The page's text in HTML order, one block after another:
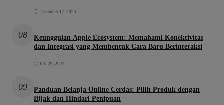
Desember 17, 2024
08
Keunggulan Apple Ecosystem: Memahami Konektivitas
dan Integrasi yang Membentuk Cara Baru Berinteraksi
Juli 29, 2024
09
Panduan Belanja Online Cerdas: Pilih Produk dengan
Bijak dan Hindari Penipuan